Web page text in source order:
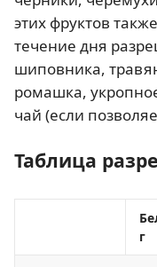
этих фруктов
течение дня
шиповника,
ромашка,
чай (если
Таблица
г